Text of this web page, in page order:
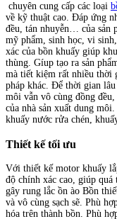
chuyên cung cấp các loại
về kỹ thuật cao. Đáp ứng
đều, tán nhuyễn… của sản
mỹ phẩm, sinh học, vi
xác của bồn khuấy giúp
thùng. Gíup tạo ra sản
mà tiết kiệm rất nhiều thời
pháp khác. Để thời gian
môi vẫn vô cùng đồng
của nhà sản xuất dung
khuấy nước rửa chén,
Thiết kế tối ưu
Với thiết kế motor khuấy
độ chính xác cao, giúp
gây rung lắc ồn ào Bồn
và vô cùng sạch sẽ. Phù
hóa trên thành bồn. Phù